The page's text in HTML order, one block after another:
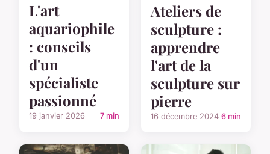
L'art
aquariophile
: conseils
d'un
spécialiste
passionné
19 janvier 2026 7 min
Ateliers de
sculpture :
apprendre
l'art de la
sculpture sur
pierre
16 décembre 2024 6 min